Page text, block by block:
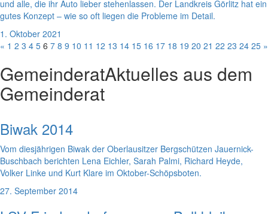
und alle, die ihr Auto lieber stehenlassen. Der Landkreis Görlitz hat ein
gutes Konzept – wie so oft liegen die Probleme im Detail.
1. Oktober 2021
« 1 2 3 4 5 6 7 8 9 10 11 12 13 14 15 16 17 18 19 20 21 22 23 24 25 »
GemeinderatAktuelles aus dem
Gemeinderat
Biwak 2014
Vom diesjährigen Biwak der Oberlausitzer Bergschützen Jauernick-
Buschbach berichten Lena Eichler, Sarah Palmi, Richard Heyde,
Volker Linke und Kurt Klare im Oktober-Schöpsboten.
27. September 2014